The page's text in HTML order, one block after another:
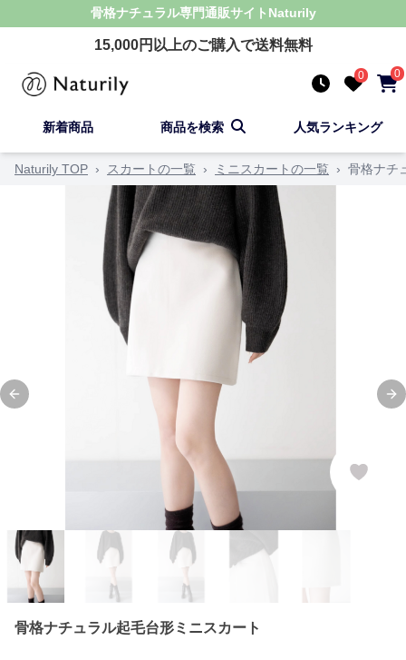
骨格ナチュラル専門通販サイト Naturily
15,000円以上のご購入で送料無料
0 0
新着商品 商品を検索 人気ランキング
Naturily TOP › スカートの一覧 › ミニスカートの一覧 › 骨格ナチ
Previous slide
骨格ナチュラル起毛台形ミニスカート